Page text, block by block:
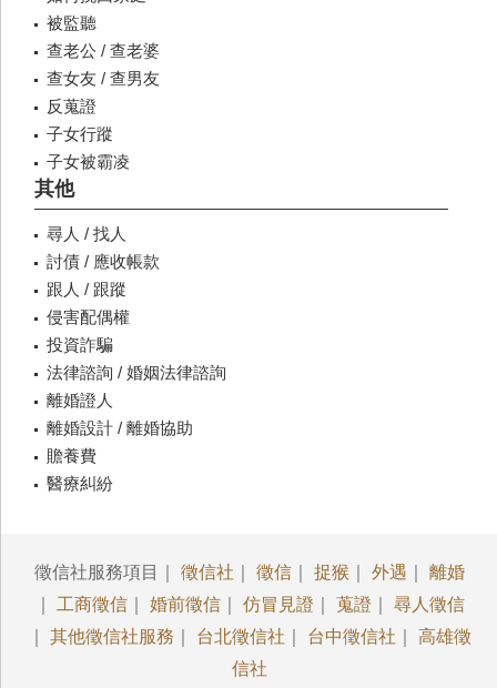
被監聽
查老公 / 查老婆
查女友 / 查男友
反蒐證
子女行蹤
子女被霸凌
其他
尋人 / 找人
討債 / 應收帳款
跟人 / 跟蹤
侵害配偶權
投資詐騙
法律諮詢 / 婚姻法律諮詢
離婚證人
離婚設計 / 離婚協助
贍養費
醫療糾紛
徵信社服務項目｜ 徵信社 徵信 捉猴 外遇
離婚
工商徵信 婚前徵信 仿冒見證 蒐證
尋人徵信
其他徵信社服務 台北徵信社 台中徵信社
高雄徵
信社